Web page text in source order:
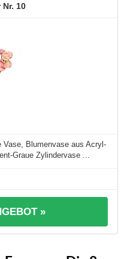
10
Vase, Blumenvase aus Acryl-
Graue Zylindervase ...
»